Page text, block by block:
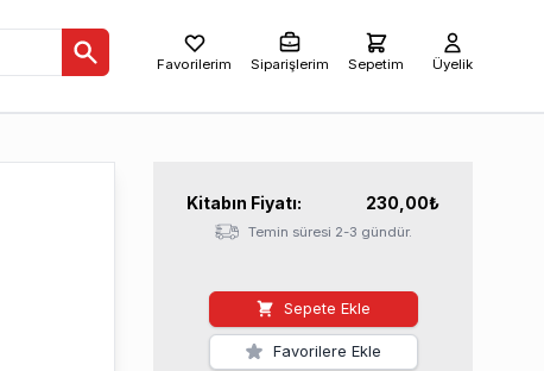
Favorilerim Siparişlerim Sepetim Üyelik
Kitabın Fiyatı: 230,00₺
Temin süresi 2-3 gündür.
Sepete Ekle
Favorilere Ekle